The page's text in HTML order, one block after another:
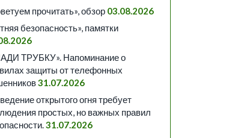
прочитать», обзор 03.08.2026
безопасность», памятки
ТРУБКУ». Напоминание о
защиты от телефонных
31.07.2026
открытого огня требует
простых, но важных правил
31.07.2026